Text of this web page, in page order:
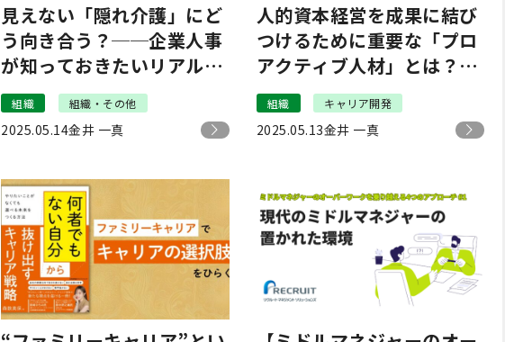
見えない「隠れ介護」にど
う向き合う？──企業人事
が知っておきたいリアルと
両立支援の第一歩｜チェン
ジウェーブグループ木場
組織 組織・その他
2025.05.14金井 一真
人的資本経営を成果に結び
つけるために重要な「プロ
アクティブ人材」とは？｜
「プロアクティブ人材」育
成実践術 #1
組織 キャリア開発
2025.05.13金井 一真